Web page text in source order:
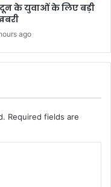
के युवाओं के लिए बड़ी
ago
Required fields are